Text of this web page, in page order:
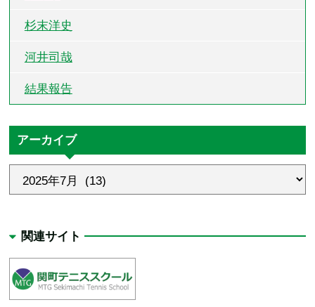
杉末洋史
河井司哉
結果報告
アーカイブ
関連サイト